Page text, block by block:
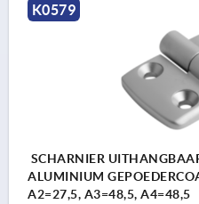
K0579
SCHARNIER
ALUMINIUM
A2=27,5, A3=48,5, A4=48,5